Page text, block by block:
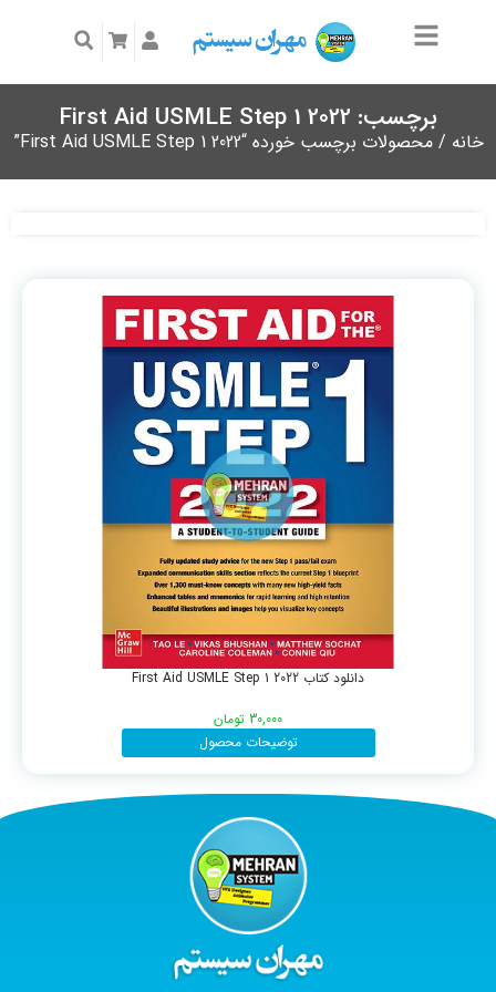
برچسب: First Aid USMLE Step 1 2022
خانه / محصولات برچسب خورده “First Aid USMLE Step 1 2022”
دانلود کتاب First Aid USMLE Step 1 2022
30,000 تومان
توضیحات محصول